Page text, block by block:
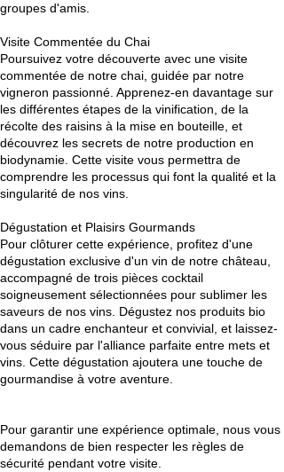
groupes d'amis.
Visite Commentée du Chai
Poursuivez votre découverte avec une visite
commentée de notre chai, guidée par notre
vigneron passionné. Apprenez-en davantage sur
les différentes étapes de la vinification, de la
récolte des raisins à la mise en bouteille, et
découvrez les secrets de notre production en
biodynamie. Cette visite vous permettra de
comprendre les processus qui font la qualité et la
singularité de nos vins.
Dégustation et Plaisirs Gourmands
Pour clôturer cette expérience, profitez d'une
dégustation exclusive d'un vin de notre château,
accompagné de trois pièces cocktail
soigneusement sélectionnées pour sublimer les
saveurs de nos vins. Dégustez nos produits bio
dans un cadre enchanteur et convivial, et laissez-
vous séduire par l'alliance parfaite entre mets et
vins. Cette dégustation ajoutera une touche de
gourmandise à votre aventure.
Pour garantir une expérience optimale, nous vous
demandons de bien respecter les règles de
sécurité pendant votre visite.